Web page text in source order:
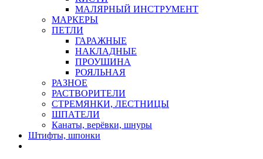
МАЛЯРНЫЙ ИНСТРУМЕНТ
МАРКЕРЫ
ПЕТЛИ
ГАРАЖНЫЕ
НАКЛАДНЫЕ
ПРОУШИНА
РОЯЛЬНАЯ
РАЗНОЕ
РАСТВОРИТЕЛИ
СТРЕМЯНКИ, ЛЕСТНИЦЫ
ШПАТЕЛИ
Канаты, верёвки, шнуры
Штифты, шпонки